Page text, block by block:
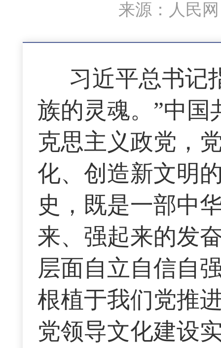
来源：人民
习近平总书记
族的灵魂。”中国
克思主义政党，
化、创造新文明
史，既是一部中
来、强起来的发
层面自立自信自
根植于我们党推
党领导文化建设